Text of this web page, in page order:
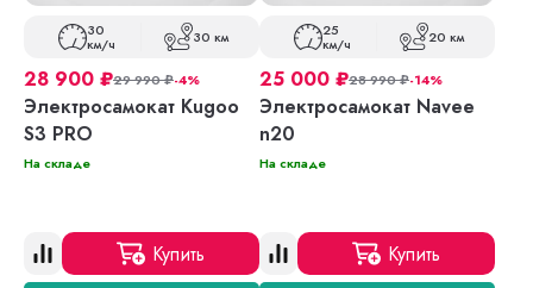
30
км/ч 30 км
28 900 ₽29 990₽-4%
Электросамокат Kugoo
S3 PRO
На складе
Купить
25
км/ч 20 км
25 000 ₽28 990₽-14%
Электросамокат Navee
n20
На складе
Купить